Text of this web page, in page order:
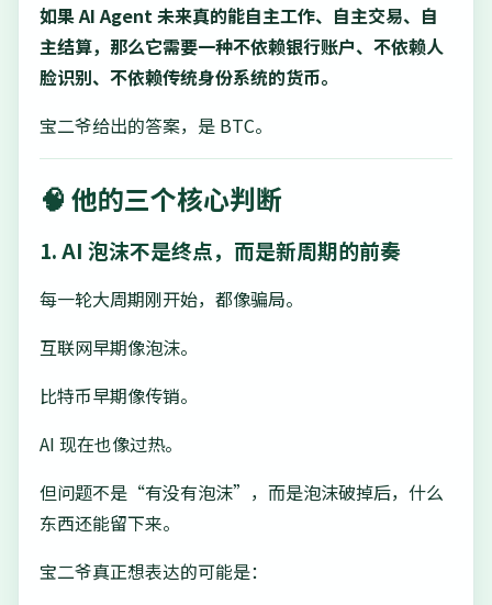
如果 AI Agent 未来真的能自主工作、自主交易、自
主结算，那么它需要一种不依赖银行账户、不依赖人
脸识别、不依赖传统身份系统的货币。
宝二爷给出的答案，是 BTC。
🧠 他的三个核心判断
1. AI 泡沫不是终点，而是新周期的前奏
每一轮大周期刚开始，都像骗局。
互联网早期像泡沫。
比特币早期像传销。
AI 现在也像过热。
但问题不是“有没有泡沫”，而是泡沫破掉后，什么
东西还能留下来。
宝二爷真正想表达的可能是：